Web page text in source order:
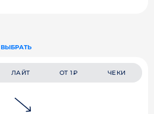
ВЫБРАТЬ
ЛАЙТ ОТ 1₽ ЧЕКИ